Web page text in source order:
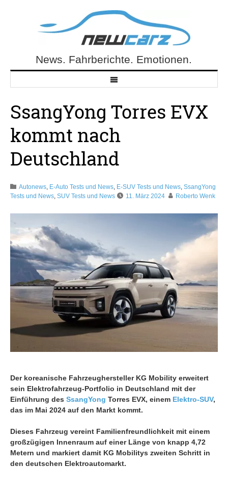
NewCarz.deNews. Fahrberichte. Emotionen.
SsangYong Torres EVX
kommt nach
Deutschland
Autonews, E-Auto Tests und News, E-SUV Tests und News, SsangYong
Tests und News, SUV Tests und News 11. März 2024 Roberto Wenk
Der koreanische Fahrzeughersteller KG Mobility erweitert
sein Elektrofahrzeug-Portfolio in Deutschland mit der
Einführung des SsangYong Torres EVX, einem Elektro-SUV,
das im Mai 2024 auf den Markt kommt.
Dieses Fahrzeug vereint Familienfreundlichkeit mit einem
großzügigen Innenraum auf einer Länge von knapp 4,72
Metern und markiert damit KG Mobilitys zweiten Schritt in
den deutschen Elektroautomarkt.